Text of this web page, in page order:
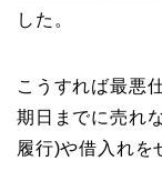
した。
こうすれば最悪
期日までに売れ
履行)や借入れを